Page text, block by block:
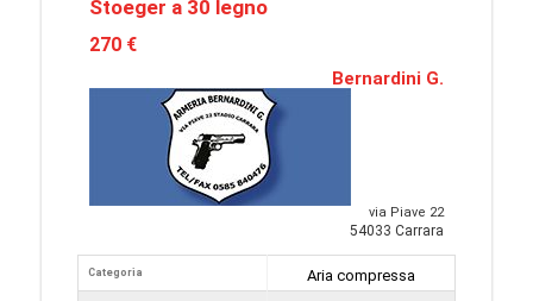
Stoeger a 30 legno
270 €
Bernardini G.
via Piave 22
54033 Carrara
Categoria
Aria compressa